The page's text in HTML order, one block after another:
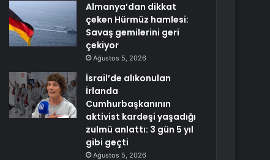
Almanya’dan dikkat
çeken Hürmüz hamlesi:
Savaş gemilerini geri
çekiyor
Ağustos 5, 2026
İsrail’de alıkonulan
İrlanda
Cumhurbaşkanının
aktivist kardeşi yaşadığı
zulmü anlattı: 3 gün 5 yıl
gibi geçti
Ağustos 5, 2026